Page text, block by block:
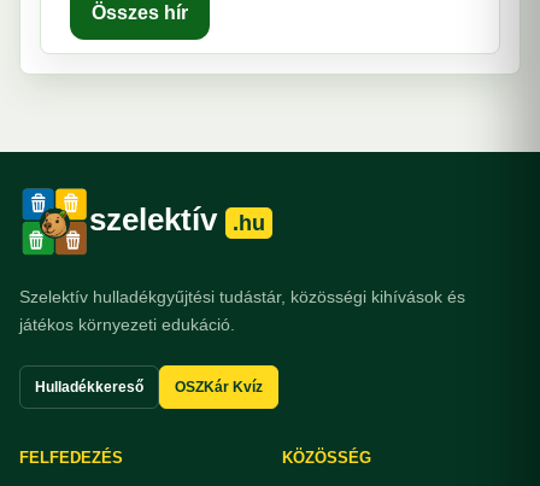
Összes hír
szelektív .hu
Szelektív hulladékgyűjtési tudástár, közösségi kihívások és
játékos környezeti edukáció.
Hulladékkereső OSZKár Kvíz
FELFEDEZÉS KÖZÖSSÉG